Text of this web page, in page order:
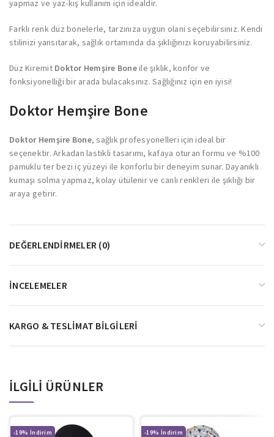
yapmaz ve yaz-kış kullanım için idealdir.
Farklı renk düz bonelerle, tarzınıza uygun olanı seçebilirsiniz. Kendi
stilinizi yansıtarak, sağlık ortamında da şıklığınızı koruyabilirsiniz.
Düz Kiremit Doktor Hemşire Boneile şıklık, konfor ve
fonksiyonelliği bir arada bulacaksınız. Sağlığınız için en iyisi!
Doktor Hemşire Bone
Doktor Hemşire Bone, sağlık profesyonelleri için ideal bir
seçenektir. Arkadan lastikli tasarımı, kafaya oturan formu ve %100
pamuklu ter bezi iç yüzeyi ile konforlu bir deneyim sunar. Dayanıklı
kumaşı solma yapmaz, kolay ütülenir ve canlı renkleri ile şıklığı bir
araya getirir.
DEĞERLENDIRMELER (0)
İNCELEMELER
KARGO & TESLIMAT BILGILERI
İLGILI ÜRÜNLER
-19% -19%